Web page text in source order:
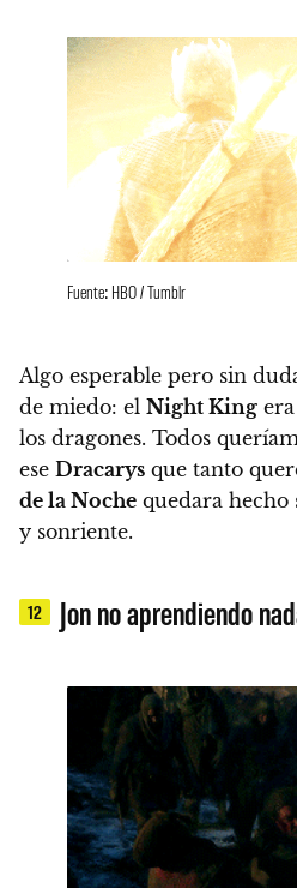
Fuente: HBO / Tumblr
Algo esperable pero sin
de miedo: el Night King
los dragones. Todos
ese Dracarys que tanto
de la Noche quedara hecho
y sonriente.
12 Jon no aprendiendo